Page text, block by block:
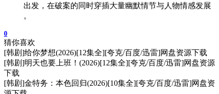
出发，在破案的同时穿插大量幽默情节与人物情感发展
。
0
猜你喜欢
[韩剧]给你梦想(2026)[12集全][夸克/百度/迅雷]网盘资源下载
[韩剧]明天也要上班！(2026)[12集全][夸克/百度/迅雷]网盘资源
下载
[韩剧]金特务：本色回归(2026)[10集全][夸克/百度/迅雷]网盘资